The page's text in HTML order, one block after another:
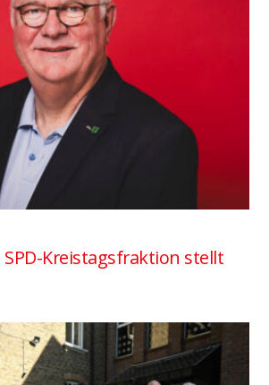
SPD-Kreistagsfraktion stellt